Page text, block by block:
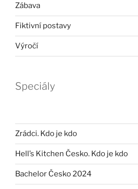
Zábava
Fiktivní postavy
Výročí
Speciály
Zrádci. Kdo je kdo
Hell’s Kitchen Česko. Kdo je kdo
Bachelor Česko 2024